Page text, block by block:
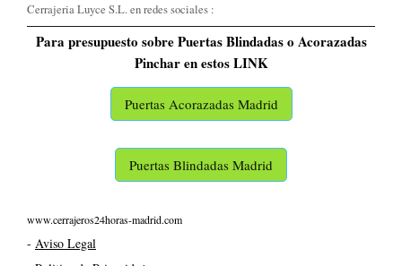
Cerrajeria Luyce S.L. en redes sociales :
Para presupuesto sobre Puertas Blindadas o Acorazadas
Pinchar en estos LINK
Puertas Acorazadas Madrid
Puertas Blindadas Madrid
www.cerrajeros24horas-madrid.com
- Aviso Legal